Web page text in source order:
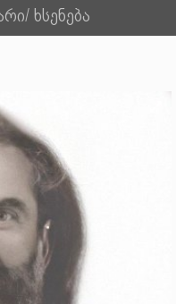
ხსენება